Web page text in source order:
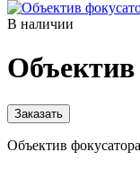
В наличии
Объектив
Заказать
Объектив